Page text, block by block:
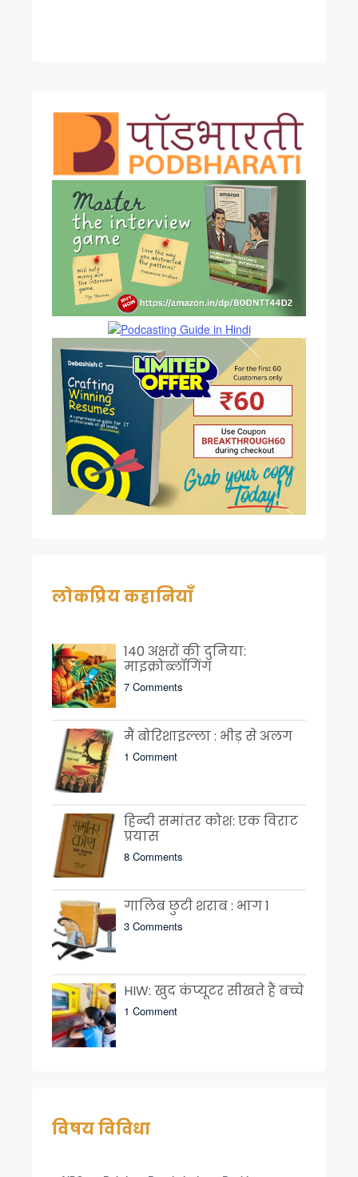
लोकप्रिय कहानियाँ
140 अक्षरों की दुनिया:
माइक्रोब्लॉगिंग
7 Comments
मैं बोरिशाइल्ला : भीड़ से अलग
1 Comment
हिन्दी समांतर कोश: एक विराट
प्रयास
8 Comments
गालिब छुटी शराब : भाग 1
3 Comments
HIW: खुद कंप्यूटर सीखते हैं बच्चे
1 Comment
विषय विविधा